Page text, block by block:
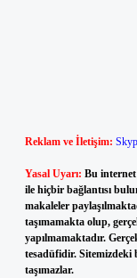
Reklam ve İletişim:
Yasal Uyarı: Bu
ile hiçbir bağlantısı
makaleler
taşımamakta olup,
yapılmamaktadır.
tesadüfidir. Sitemizdeki
taşımazlar.